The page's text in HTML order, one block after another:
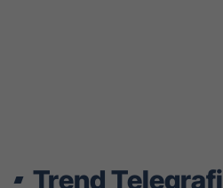
Trend Telegrafi